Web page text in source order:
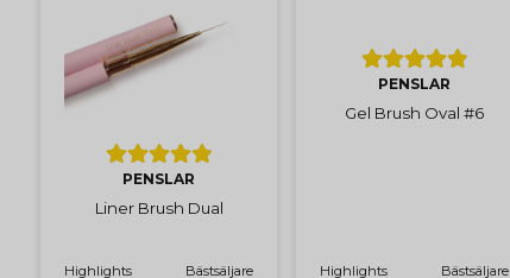
PENSLAR
Liner Brush Dual
Highlights Bästsäljare
PENSLAR
Gel Brush Oval #6
Highlights Bästsäljare